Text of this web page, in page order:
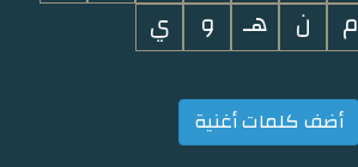
م ن هـ و ي
أضف كلمات أغنية